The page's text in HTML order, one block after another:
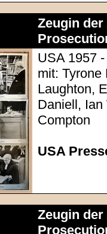
Zeugin
USA 1957
mit: Tyrone
Laughton,
Daniell, Ian
Compton
USA
Zeugin